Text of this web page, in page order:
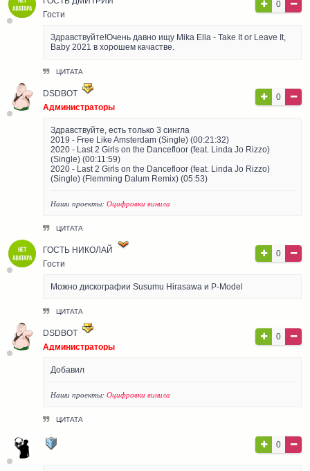
Гости
0
Здравствуйте!Очень давно ищу Mika Ella - Take It or Leave It,
Baby 2021 в хорошем качастве.
ЦИТАТА
DSDBOT
Администраторы
0
Здравствуйте, есть только 3 сингла
2019 - Free Like Amsterdam (Single) (00:21:32)
2020 - Last 2 Girls on the Dancefloor (feat. Linda Jo Rizzo)
(Single) (00:11:59)
2020 - Last 2 Girls on the Dancefloor (feat. Linda Jo Rizzo)
(Single) (Flemming Dalum Remix) (05:53)
Наши проекты: Оцифровки винила
ЦИТАТА
ГОСТЬ НИКОЛАЙ
Гости
0
Можно дискографии Susumu Hirasawa и P-Model
ЦИТАТА
DSDBOT
Администраторы
0
Добавил
Наши проекты: Оцифровки винила
ЦИТАТА
0